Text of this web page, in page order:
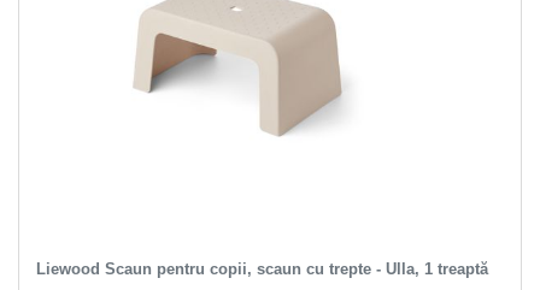
Liewood Scaun pentru copii, scaun cu trepte - Ulla, 1 treaptă